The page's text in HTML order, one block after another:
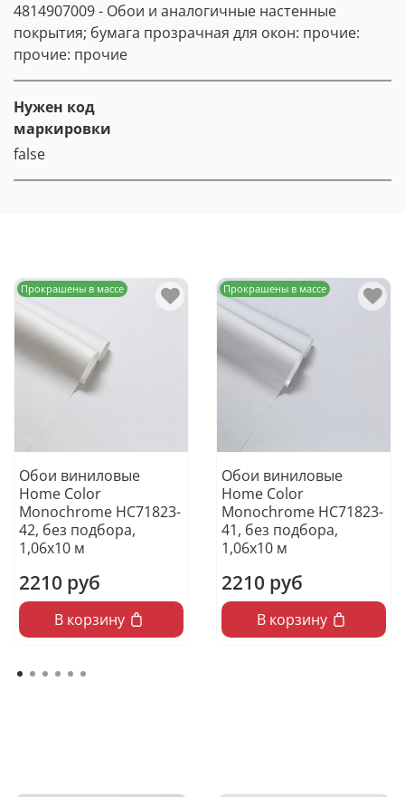
4814907009 - Обои и аналогичные настенные
покрытия; бумага прозрачная для окон: прочие:
прочие: прочие
Нужен код
маркировки
false
Прокрашены в массе
Обои виниловые
Home Color
Monochrome HC71823-
42, без подбора,
1,06х10 м
2210 руб
В корзину
Прокрашены в массе
Обои виниловые
Home Color
Monochrome HC71823-
41, без подбора,
1,06х10 м
2210 руб
В корзину